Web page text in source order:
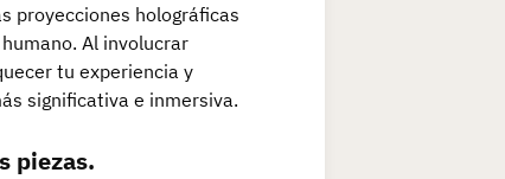
proyecciones holográficas
Al involucrar
tu experiencia y
significativa e inmersiva.
piezas.